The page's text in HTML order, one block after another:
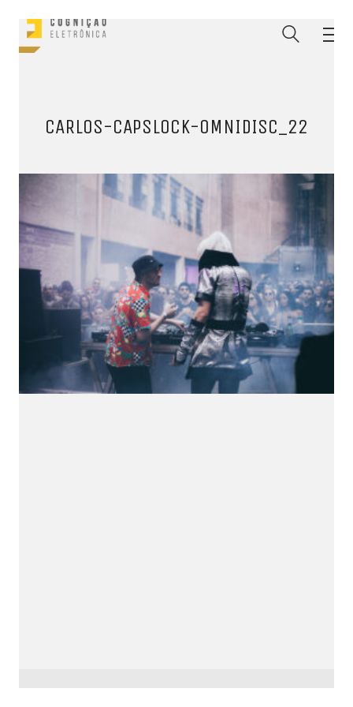
CARLOS-CAPSLOCK-OMNIDISC_22
ENTRE PARA O NOSSOMEMBERS CLUB
E receba códigos promocionais para festas, free
downloads e mais.
É grátis.